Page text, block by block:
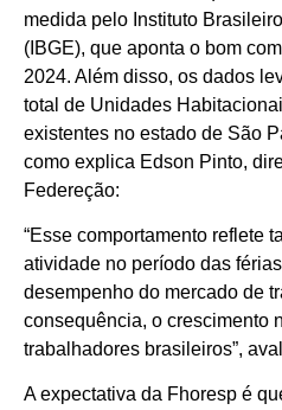
medida pelo Instituto
(IBGE), que aponta o bom
2024. Além disso, os dados
total de Unidades
existentes no estado de São
como explica Edson Pinto,
Federeção:
“Esse comportamento reflete
atividade no período das
desempenho do mercado de
consequência, o crescimento
trabalhadores brasileiros”,
A expectativa da Fhoresp é